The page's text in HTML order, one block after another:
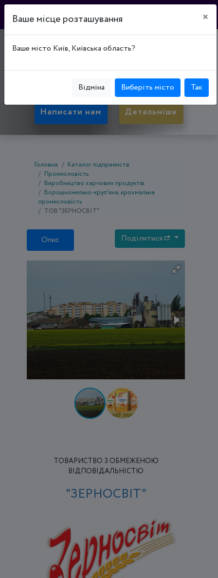
"ЗЕРНОСВІТ"
н, вул. Гонти, буд. 88
Написати нам Детальніше
Головна
Каталог підприємств
Промисловість
Виробництво харчових продуктів
Борошномельно-круп'яна, крохмальна
промисловість
ТОВ "ЗЕРНОСВІТ"
Опис Поділитися
ТОВАРИСТВО З ОБМЕЖЕНОЮ
ВІДПОВІДАЛЬНІСТЮ
"ЗЕРНОСВІТ"
Ваше місце розташування ×
Ваше місто Київ, Київська область?
Відміна Виберіть місто Так